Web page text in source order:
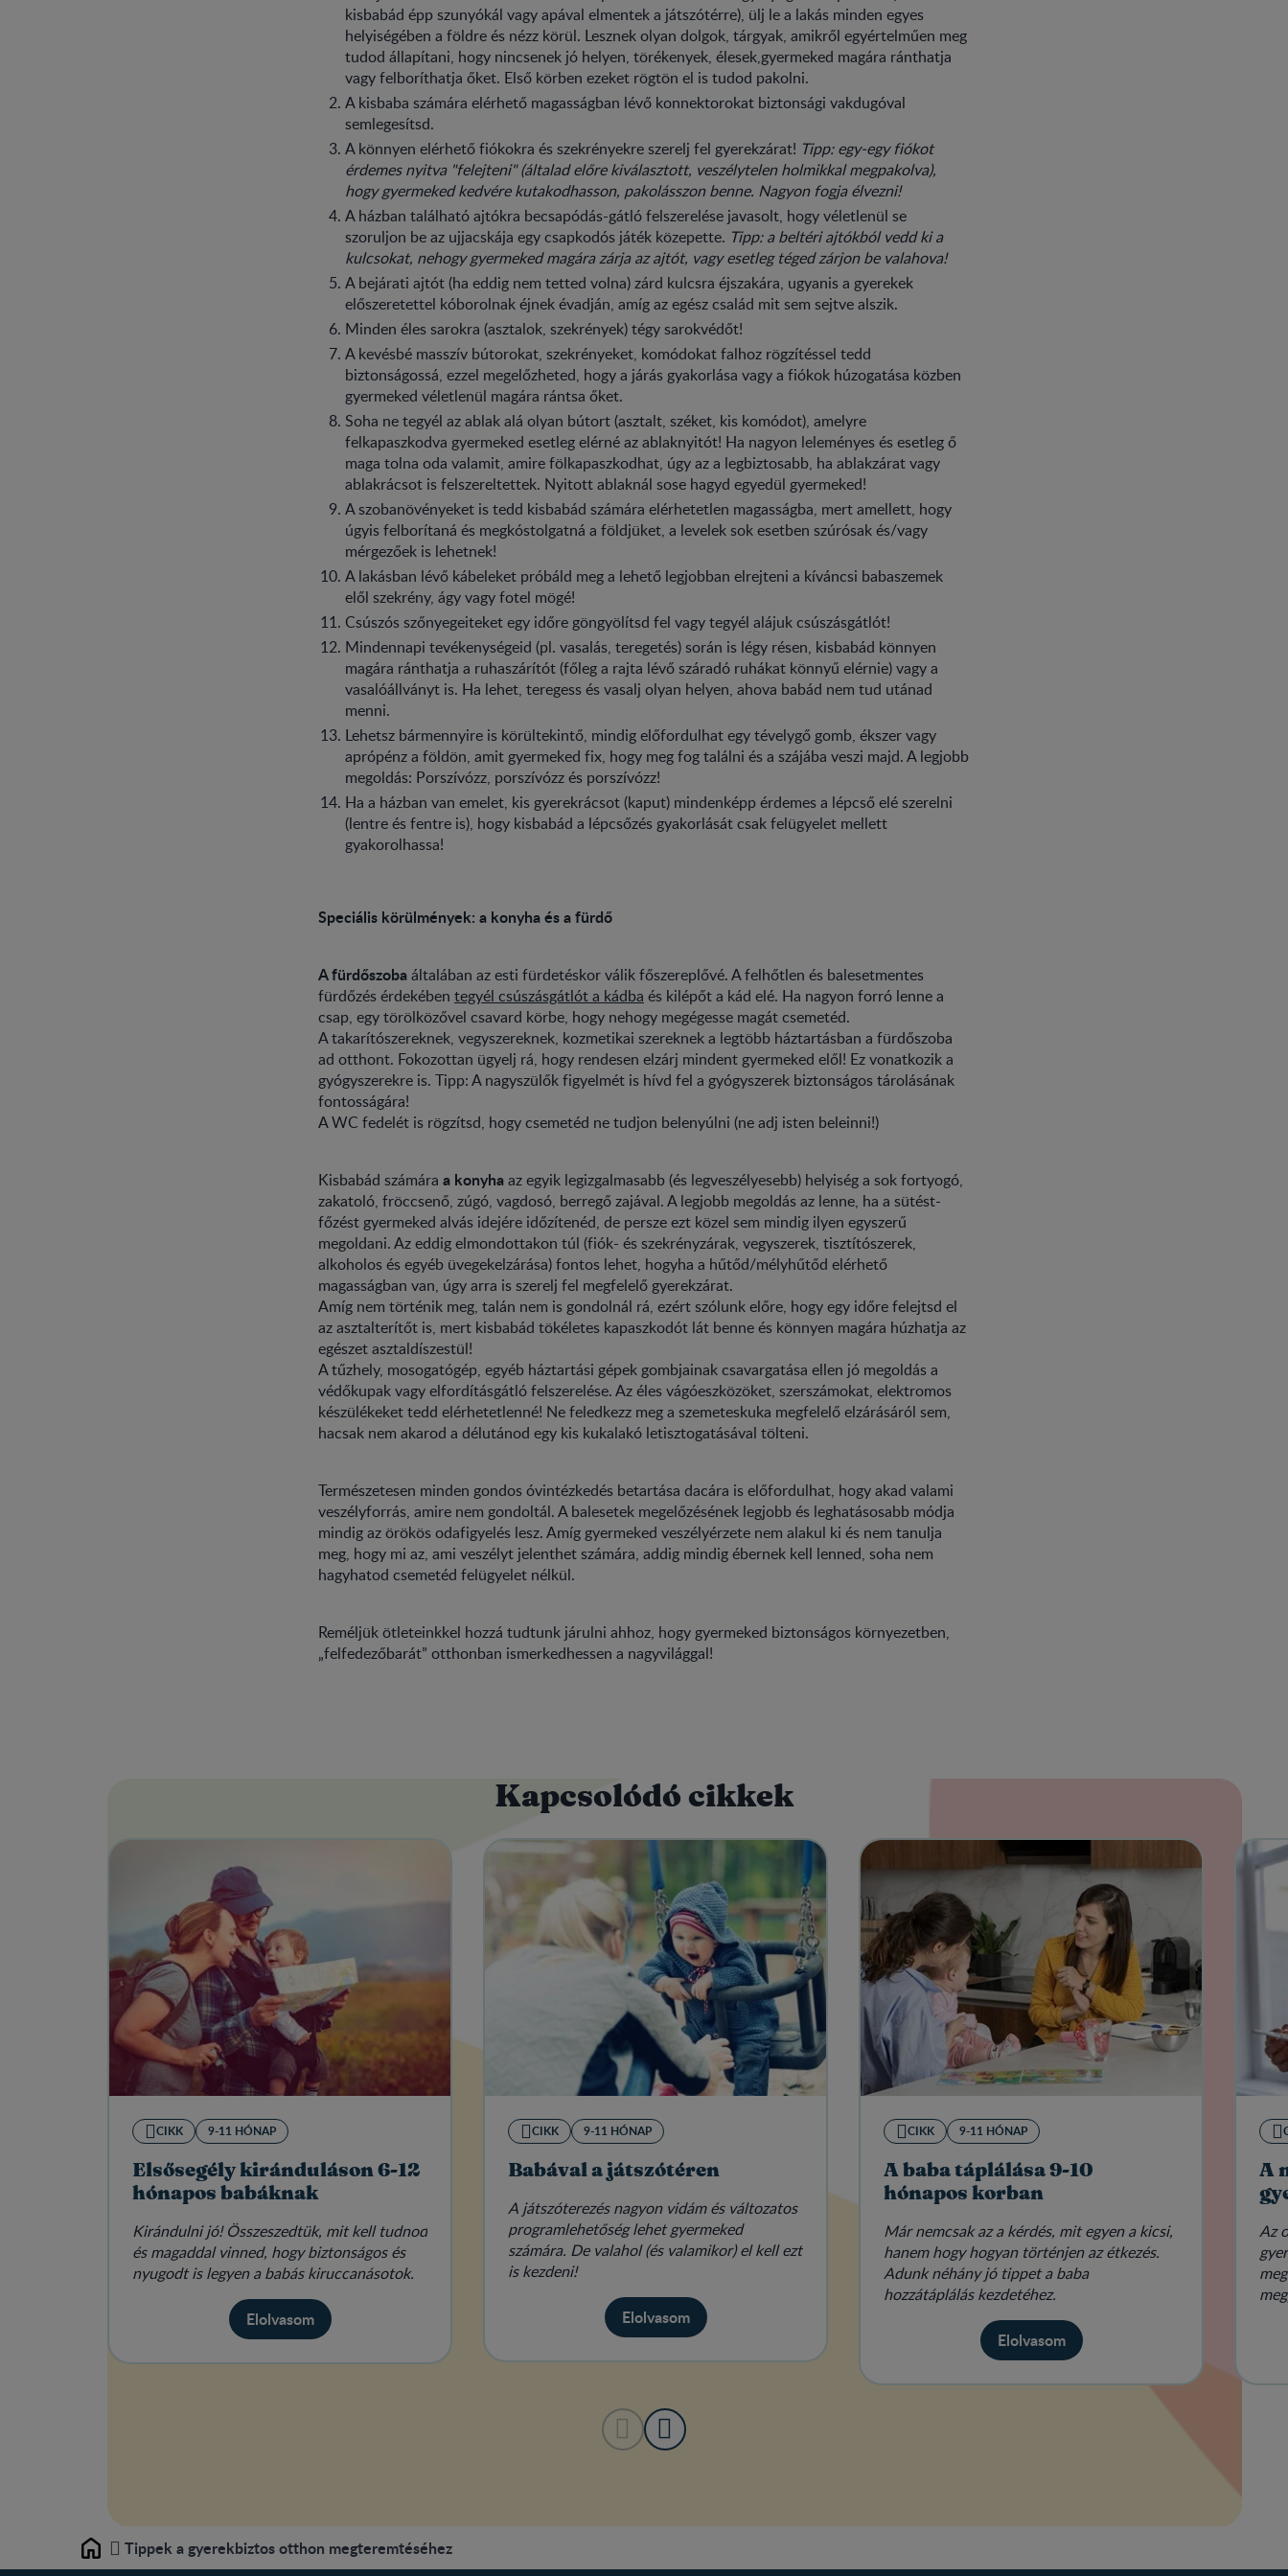
kisbabád épp szunyókál vagy apával elmentek a játszótérre), ülj le a lakás minden egyes
helyiségében a földre és nézz körül. Lesznek olyan dolgok, tárgyak, amikről egyértelműen meg
tudod állapítani, hogy nincsenek jó helyen, törékenyek, élesek,gyermeked magára ránthatja
vagy felboríthatja őket. Első körben ezeket rögtön el is tudod pakolni.
A kisbaba számára elérhető magasságban lévő konnektorokat biztonsági vakdugóval
semlegesítsd.
A könnyen elérhető fiókokra és szekrényekre szerelj fel gyerekzárat! Tipp: egy-egy fiókot
érdemes nyitva "felejteni" (általad előre kiválasztott, veszélytelen holmikkal megpakolva),
hogy gyermeked kedvére kutakodhasson, pakolásszon benne. Nagyon fogja élvezni!
A házban található ajtókra becsapódás-gátló felszerelése javasolt, hogy véletlenül se
szoruljon be az ujjacskája egy csapkodós játék közepette. Tipp: a beltéri ajtókból vedd ki a
kulcsokat, nehogy gyermeked magára zárja az ajtót, vagy esetleg téged zárjon be valahova!
A bejárati ajtót (ha eddig nem tetted volna) zárd kulcsra éjszakára, ugyanis a gyerekek
előszeretettel kóborolnak éjnek évadján, amíg az egész család mit sem sejtve alszik.
Minden éles sarokra (asztalok, szekrények) tégy sarokvédőt!
A kevésbé masszív bútorokat, szekrényeket, komódokat falhoz rögzítéssel tedd
biztonságossá, ezzel megelőzheted, hogy a járás gyakorlása vagy a fiókok húzogatása közben
gyermeked véletlenül magára rántsa őket.
Soha ne tegyél az ablak alá olyan bútort (asztalt, széket, kis komódot), amelyre
felkapaszkodva gyermeked esetleg elérné az ablaknyitót! Ha nagyon leleményes és esetleg ő
maga tolna oda valamit, amire fölkapaszkodhat, úgy az a legbiztosabb, ha ablakzárat vagy
ablakrácsot is felszereltettek. Nyitott ablaknál sose hagyd egyedül gyermeked!
A szobanövényeket is tedd kisbabád számára elérhetetlen magasságba, mert amellett, hogy
úgyis felborítaná és megkóstolgatná a földjüket, a levelek sok esetben szúrósak és/vagy
mérgezőek is lehetnek!
A lakásban lévő kábeleket próbáld meg a lehető legjobban elrejteni a kíváncsi babaszemek
elől szekrény, ágy vagy fotel mögé!
Csúszós szőnyegeiteket egy időre göngyölítsd fel vagy tegyél alájuk csúszásgátlót!
Mindennapi tevékenységeid (pl. vasalás, teregetés) során is légy résen, kisbabád könnyen
magára ránthatja a ruhaszárítót (főleg a rajta lévő száradó ruhákat könnyű elérnie) vagy a
vasalóállványt is. Ha lehet, teregess és vasalj olyan helyen, ahova babád nem tud utánad
menni.
Lehetsz bármennyire is körültekintő, mindig előfordulhat egy tévelygő gomb, ékszer vagy
aprópénz a földön, amit gyermeked fix, hogy meg fog találni és a szájába veszi majd. A legjobb
megoldás: Porszívózz, porszívózz és porszívózz!
Ha a házban van emelet, kis gyerekrácsot (kaput) mindenképp érdemes a lépcső elé szerelni
(lentre és fentre is), hogy kisbabád a lépcsőzés gyakorlását csak felügyelet mellett
gyakorolhassa!
Speciális körülmények: a konyha és a fürdő
A fürdőszobaáltalában az esti fürdetéskor válik főszereplővé. A felhőtlen és balesetmentes
fürdőzés érdekében tegyél csúszásgátlót a kádba és kilépőt a kád elé. Ha nagyon forró lenne a
csap, egy törölközővel csavard körbe, hogy nehogy megégesse magát csemetéd.
A takarítószereknek, vegyszereknek, kozmetikai szereknek a legtöbb háztartásban a fürdőszoba
ad otthont. Fokozottan ügyelj rá, hogy rendesen elzárj mindent gyermeked elől! Ez vonatkozik a
gyógyszerekre is. Tipp: A nagyszülők figyelmét is hívd fel a gyógyszerek biztonságos tárolásának
fontosságára!
A WC fedelét is rögzítsd, hogy csemetéd ne tudjon belenyúlni (ne adj isten beleinni!)
Kisbabád számára a konyhaaz egyik legizgalmasabb (és legveszélyesebb) helyiség a sok fortyogó,
zakatoló, fröccsenő, zúgó, vagdosó, berregő zajával. A legjobb megoldás az lenne, ha a sütést-
főzést gyermeked alvás idejére időzítenéd, de persze ezt közel sem mindig ilyen egyszerű
megoldani. Az eddig elmondottakon túl (fiók- és szekrényzárak, vegyszerek, tisztítószerek,
alkoholos és egyéb üvegekelzárása) fontos lehet, hogyha a hűtőd/mélyhűtőd elérhető
magasságban van, úgy arra is szerelj fel megfelelő gyerekzárat.
Amíg nem történik meg, talán nem is gondolnál rá, ezért szólunk előre, hogy egy időre felejtsd el
az asztalterítőt is, mert kisbabád tökéletes kapaszkodót lát benne és könnyen magára húzhatja az
egészet asztaldíszestül!
A tűzhely, mosogatógép, egyéb háztartási gépek gombjainak csavargatása ellen jó megoldás a
védőkupak vagy elfordításgátló felszerelése. Az éles vágóeszközöket, szerszámokat, elektromos
készülékeket tedd elérhetetlenné! Ne feledkezz meg a szemeteskuka megfelelő elzárásáról sem,
hacsak nem akarod a délutánod egy kis kukalakó letisztogatásával tölteni.
Természetesen minden gondos óvintézkedés betartása dacára is előfordulhat, hogy akad valami
veszélyforrás, amire nem gondoltál. A balesetek megelőzésének legjobb és leghatásosabb módja
mindig az örökös odafigyelés lesz. Amíg gyermeked veszélyérzete nem alakul ki és nem tanulja
meg, hogy mi az, ami veszélyt jelenthet számára, addig mindig ébernek kell lenned, soha nem
hagyhatod csemetéd felügyelet nélkül.
Reméljük ötleteinkkel hozzá tudtunk járulni ahhoz, hogy gyermeked biztonságos környezetben,
„felfedezőbarát” otthonban ismerkedhessen a nagyvilággal!
Kapcsolódó cikkek
CIKK 9-11 HÓNAP
Elsősegély kiránduláson 6-12
hónapos babáknak
Kirándulni jó! Összeszedtük, mit kell tudnod
és magaddal vinned, hogy biztonságos és
nyugodt is legyen a babás kiruccanásotok.
Elolvasom
CIKK 9-11 HÓNAP
Babával a játszótéren
A játszóterezés nagyon vidám és változatos
programlehetőség lehet gyermeked
számára. De valahol (és valamikor) el kell ezt
is kezdeni!
Elolvasom
CIKK 9-11 HÓNAP
A baba táplálása 9-10
hónapos korban
Már nemcsak az a kérdés, mit egyen a kicsi,
hanem hogy hogyan történjen az étkezés.
Adunk néhány jó tippet a baba
hozzátáplálás kezdetéhez.
Elolvasom
A
Az
Home Tippek a gyerekbiztos otthon megteremtéséhez